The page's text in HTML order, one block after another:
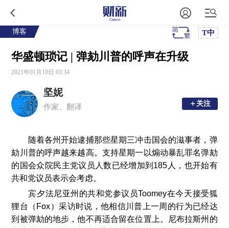
博客 T中
华盛顿琐记 | 弹劾川普的呼声在升级
2021年01月10日 03:34
坚妮
作家、翻译 ＋关注
＋关注
随着各州开始逮捕那些星期三冲击国会的滋事者，弹
劾川普的呼声越来越高。支持星期一以煽动暴乱罪名弹劾
的国会众院民主党议员人数已经增加到185人，也开始有
共和党议员表示会考虑。
宾夕法尼亚州的共和党参议员Toomey在今天接受狐
狸台（Fox）采访时说，他相信川普上一周的行为已经达
到被弹劾的地步，他不再适合留在位置上。尼布拉斯州的